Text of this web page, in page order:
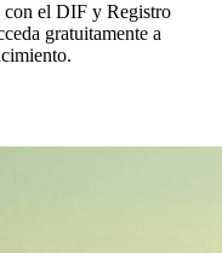
con el DIF y Registro
gratuitamente a